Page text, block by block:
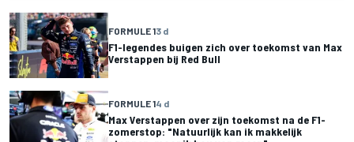
FORMULE 13 d
F1-legendes buigen zich over toekomst van Max
Verstappen bij Red Bull
FORMULE 14 d
Max Verstappen over zijn toekomst na de F1-
zomerstop: "Natuurlijk kan ik makkelijk